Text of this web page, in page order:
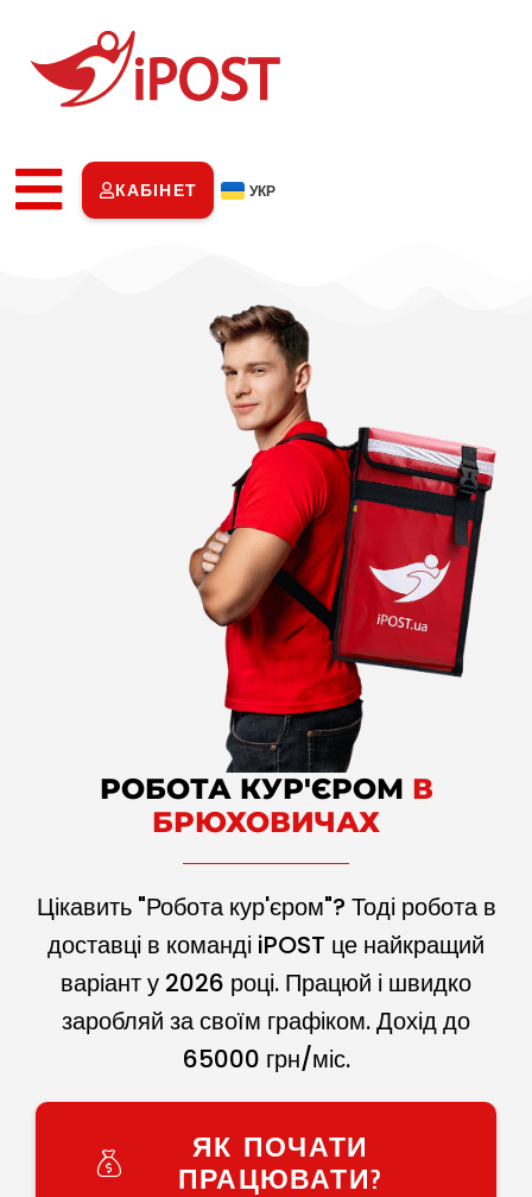
КАБІНЕТ УКР
РОБОТА КУР'ЄРОМ В
БРЮХОВИЧАХ
Цікавить "Робота кур'єром"? Тоді робота в
доставці в команді iPOST це найкращий
варіант у 2026 році. Працюй і швидко
заробляй за своїм графіком. Дохід до
65000 грн/міс.
ЯК ПОЧАТИ
ПРАЦЮВАТИ?